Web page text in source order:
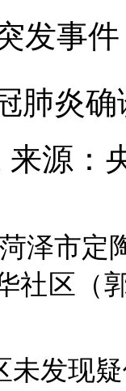
发事件
肺炎
来源：
泽市定
社区（
未发现